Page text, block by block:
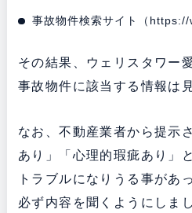
事故物件検索サイト（ https://
その結果、ウェリスタワー
事故物件に該当する情報は
なお、不動産業者から提示
あり」「心理的瑕疵あり」
トラブルになりうる事があ
必ず内容を聞くようにしま